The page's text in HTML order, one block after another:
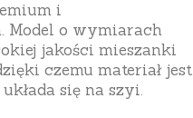
i
Model o wymiarach
jakości mieszanki
czemu materiał jest
się na szyi.